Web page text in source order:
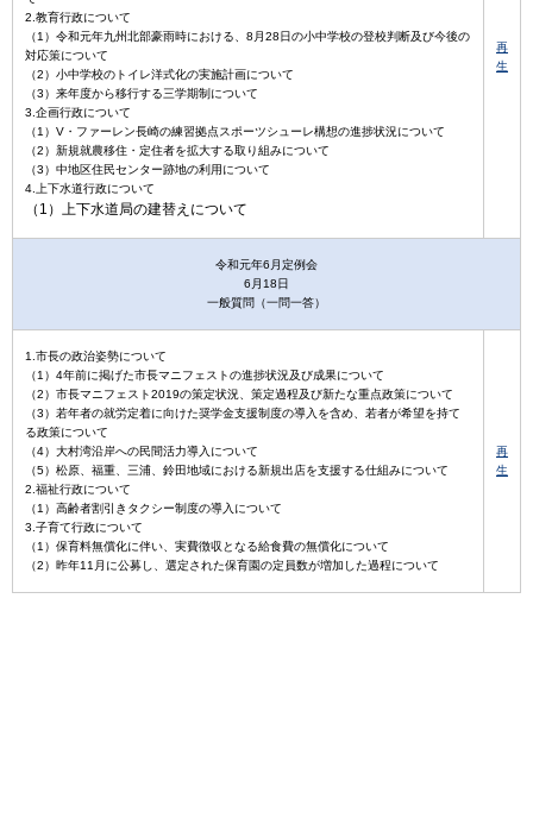
2.教育行政について
（1）令和元年九州北部豪雨時における、8月28日の小中学校の登校判断及び今後の
対応策について
（2）小中学校のトイレ洋式化の実施計画について
（3）来年度から移行する三学期制について
3.企画行政について
（1）V・ファーレン長崎の練習拠点スポーツシューレ構想の進捗状況について
（2）新規就農移住・定住者を拡大する取り組みについて
（3）中地区住民センター跡地の利用について
4.上下水道行政について
（1）上下水道局の建替えについて
再
生
令和元年6月定例会
6月18日
一般質問（一問一答）
1.市長の政治姿勢について
（1）4年前に掲げた市長マニフェストの進捗状況及び成果について
（2）市長マニフェスト2019の策定状況、策定過程及び新たな重点政策について
（3）若年者の就労定着に向けた奨学金支援制度の導入を含め、若者が希望を持て
る政策について
（4）大村湾沿岸への民間活力導入について
（5）松原、福重、三浦、鈴田地域における新規出店を支援する仕組みについて
2.福祉行政について
（1）高齢者割引きタクシー制度の導入について
3.子育て行政について
（1）保育料無償化に伴い、実費徴収となる給食費の無償化について
（2）昨年11月に公募し、選定された保育園の定員数が増加した過程について
再
生